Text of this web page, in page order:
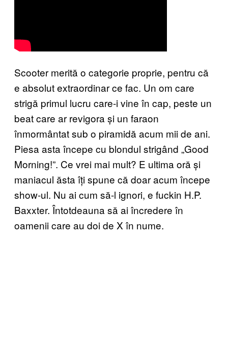
Scooter merită o categorie proprie, pentru că
e absolut extraordinar ce fac. Un om care
strigă primul lucru care-i vine în cap, peste un
beat care ar revigora și un faraon
înmormântat sub o piramidă acum mii de ani.
Piesa asta începe cu blondul strigând „Good
Morning!”. Ce vrei mai mult? E ultima oră și
maniacul ăsta îți spune că doar acum începe
show-ul. Nu ai cum să-l ignori, e fuckin H.P.
Baxxter. Întotdeauna să ai încredere în
oamenii care au doi de X în nume.